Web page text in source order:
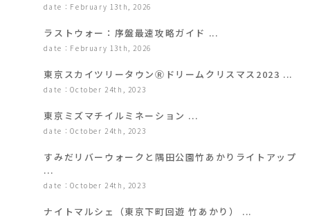
date：February 13th, 2026
ラストウォー：序盤最速攻略ガイド ...
date：February 13th, 2026
東京スカイツリータウンⓇドリームクリスマス2023 ...
date：October 24th, 2023
東京ミズマチイルミネーション ...
date：October 24th, 2023
すみだリバーウォークと隅田公園竹あかりライトアップ
...
date：October 24th, 2023
ナイトマルシェ（東京下町回遊 竹あかり） ...